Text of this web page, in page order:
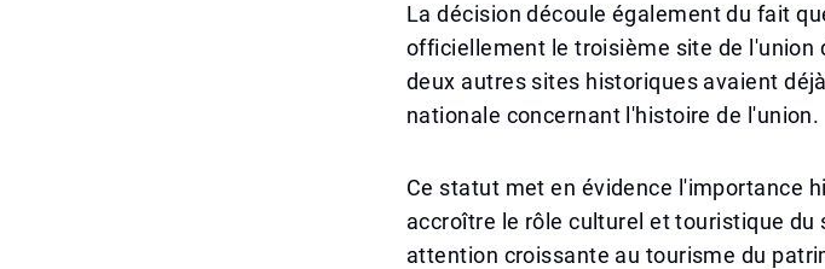
La décision découle également du fait
officiellement le troisième site de l'union
deux autres sites historiques avaient
nationale concernant l'histoire de l'union.
Ce statut met en évidence l'importance
accroître le rôle culturel et touristique
attention croissante au tourisme du